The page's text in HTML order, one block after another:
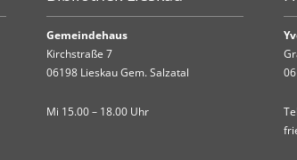
Gemeindehaus
Kirchstraße 7
06198 Lieskau Gem. Salzatal
Mi 15.00 – 18.00 Uhr